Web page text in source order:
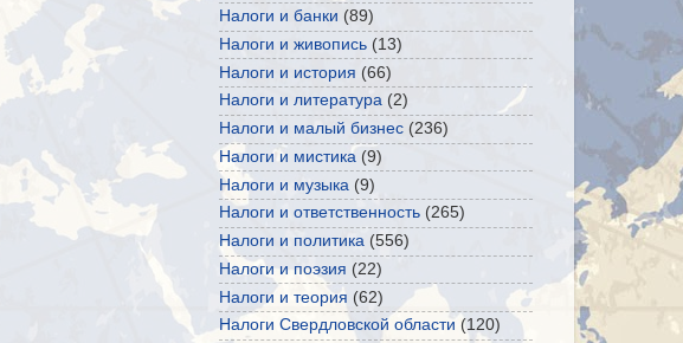
Налоги и банки (89)
Налоги и живопись (13)
Налоги и история (66)
Налоги и литература (2)
Налоги и малый бизнес (236)
Налоги и мистика (9)
Налоги и музыка (9)
Налоги и ответственность (265)
Налоги и политика (556)
Налоги и поэзия (22)
Налоги и теория (62)
Налоги Свердловской области (120)